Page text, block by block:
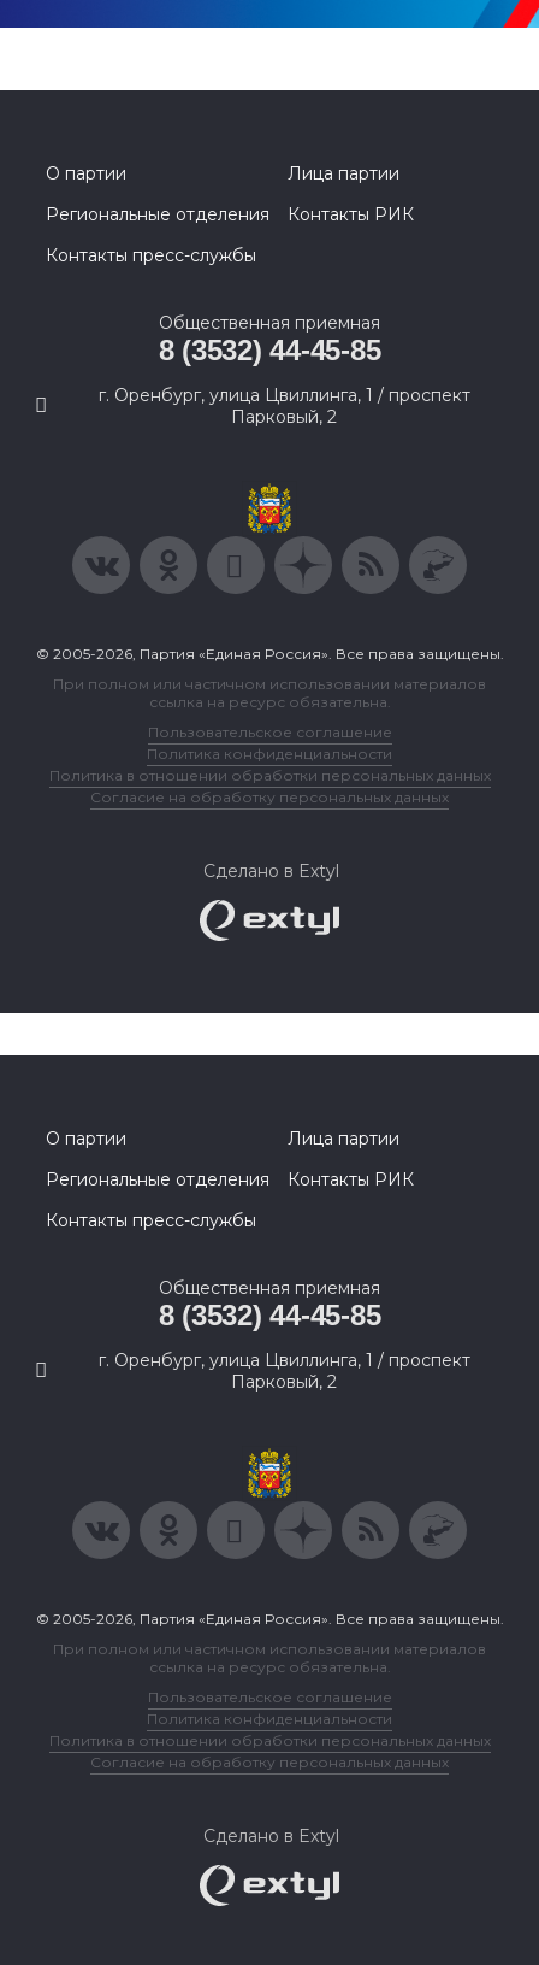
О партии
Лица партии
Региональные отделения
Контакты РИК
Контакты пресс-службы
Общественная приемная
8 (3532) 44-45-85
г. Оренбург, улица Цвиллинга, 1 / проспект
Парковый, 2
© 2005-2026, Партия «Единая Россия». Все права защищены.
При полном или частичном использовании материалов
ссылка на ресурс обязательна.
Пользовательское соглашение
Политика конфиденциальности
Политика в отношении обработки персональных данных
Согласие на обработку персональных данных
Сделано в Extyl
О партии
Лица партии
Региональные отделения
Контакты РИК
Контакты пресс-службы
Общественная приемная
8 (3532) 44-45-85
г. Оренбург, улица Цвиллинга, 1 / проспект
Парковый, 2
© 2005-2026, Партия «Единая Россия». Все права защищены.
При полном или частичном использовании материалов
ссылка на ресурс обязательна.
Пользовательское соглашение
Политика конфиденциальности
Политика в отношении обработки персональных данных
Согласие на обработку персональных данных
Сделано в Extyl